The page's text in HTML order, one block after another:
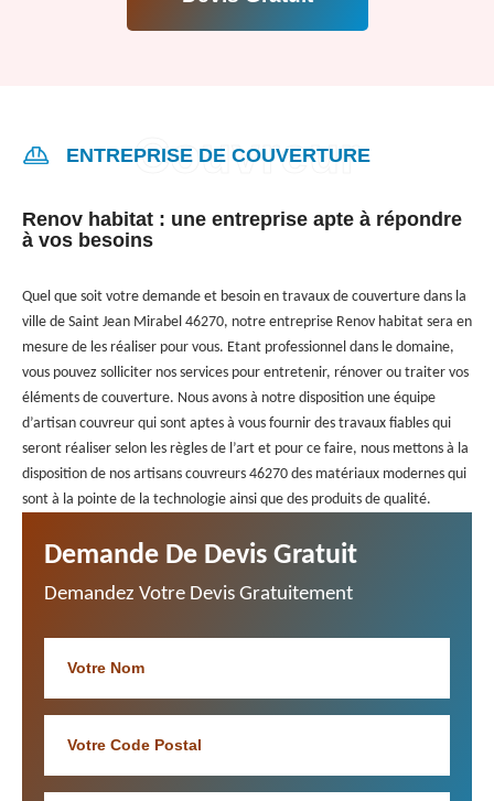
ENTREPRISE DE COUVERTURE
Renov habitat : une entreprise apte à répondre
à vos besoins
Quel que soit votre demande et besoin en travaux de couverture dans la
ville de Saint Jean Mirabel 46270, notre entreprise Renov habitat sera en
mesure de les réaliser pour vous. Etant professionnel dans le domaine,
vous pouvez solliciter nos services pour entretenir, rénover ou traiter vos
éléments de couverture. Nous avons à notre disposition une équipe
d’artisan couvreur qui sont aptes à vous fournir des travaux fiables qui
seront réaliser selon les règles de l’art et pour ce faire, nous mettons à la
disposition de nos artisans couvreurs 46270 des matériaux modernes qui
sont à la pointe de la technologie ainsi que des produits de qualité.
Demande De Devis Gratuit
Demandez Votre Devis Gratuitement